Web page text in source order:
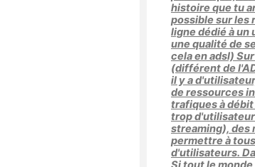
histoire que tu
possible sur les
ligne dédié à un
une qualité de
cela en adsl)
(différent de
il y a
de ressources
trafiques à
trop
streaming), des
permettre à
d'utilisateurs.